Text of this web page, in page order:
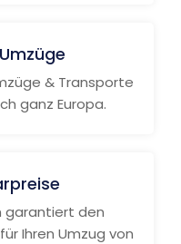
& Transporte
ganz Europa.
garantiert den
Ihren Umzug von